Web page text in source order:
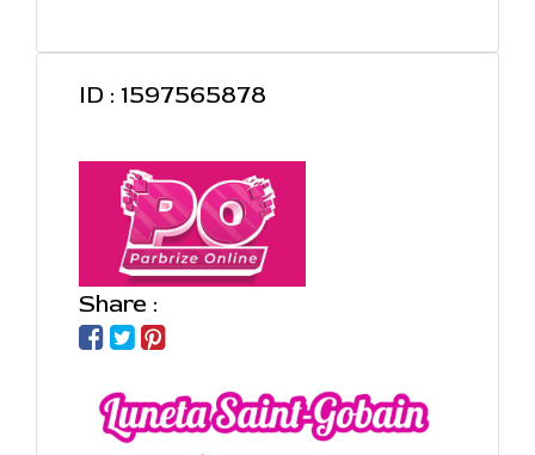
ID : 1597565878
Share :